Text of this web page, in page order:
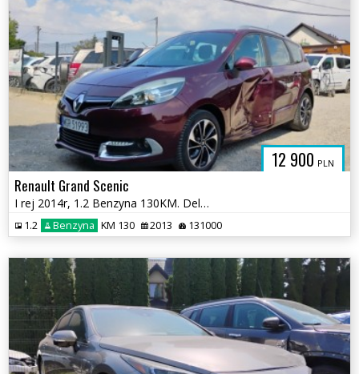
12 900 PLN
Renault Grand Scenic
I rej 2014r, 1.2 Benzyna 130KM. Delikatnie uszkodzone lewe drzwi.Jeźdz
1.2 Benzyna KM 130 2013 131000